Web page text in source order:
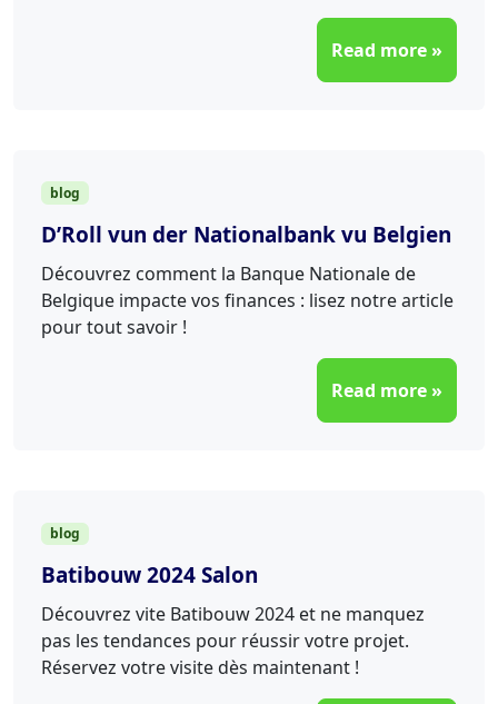
Read more »
blog
D’Roll vun der Nationalbank vu Belgien
Découvrez comment la Banque Nationale de
Belgique impacte vos finances : lisez notre article
pour tout savoir !
Read more »
blog
Batibouw 2024 Salon
Découvrez vite Batibouw 2024 et ne manquez
pas les tendances pour réussir votre projet.
Réservez votre visite dès maintenant !